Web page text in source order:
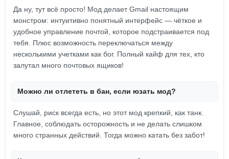
Да ну, тут всё просто! Мод делает Gmail настоящим
монстром: интуитивно понятный интерфейс — чёткое и
удобное управление почтой, которое подстраивается под
тебя. Плюс возможность переключаться между
несколькими учетками как бог. Полный кайф для тех, кто
залутал много почтовых ящиков!
Можно ли отлететь в бан, если юзать мод?
Слушай, риск всегда есть, но этот мод крепкий, как танк.
Главное, соблюдать осторожность и не делать слишком
много странных действий. Тогда можно катать без забот!